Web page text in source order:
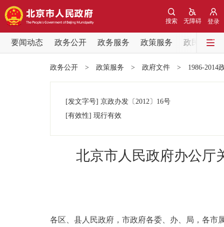
登录
无障碍
搜索
要闻动态 政务公开 政务服务 政策服务
政民互动
党中央精神
政策兑现
政务公开 > 政策服务 > 政府文件 > 1986-2014
[发文字号] 京政办发 〔2012〕 16号
[有效性] 现行有效
北京市人民政府办公厅
各区、县人民政府，市政府各委、办、局，各市